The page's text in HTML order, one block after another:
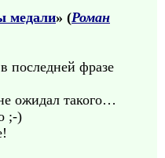
медали» (Роман
последней фразе
ожидал такого…
;-)